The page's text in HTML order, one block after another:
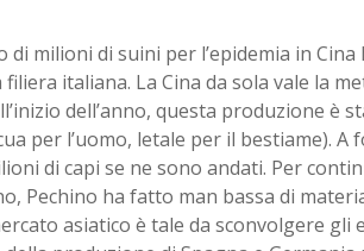
di milioni di suini per l’epidemia in
italiana. La Cina da sola vale la
dell’anno, questa produzione è
per l’uomo, letale per il bestiame).
di capi se ne sono andati. Per
Pechino ha fatto man bassa di
asiatico è tale da sconvolgere gli